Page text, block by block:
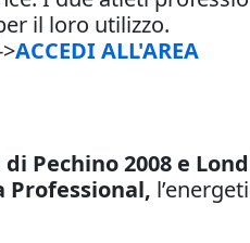
il loro utilizzo.
ACCEDI ALL'AREA
Pechino 2008 e
Professional,